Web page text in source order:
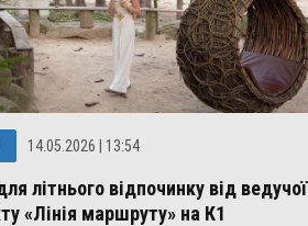
14.05.2026 | 13:54
літнього відпочинку від ведучої
«Лінія маршруту» на К1